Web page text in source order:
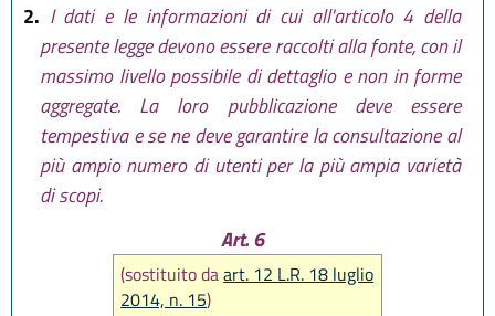
2. I dati e le informazioni di cui all'articolo 4 della
presente legge devono essere raccolti alla fonte, con il
massimo livello possibile di dettaglio e non in forme
aggregate. La loro pubblicazione deve essere
tempestiva e se ne deve garantire la consultazione al
più ampio numero di utenti per la più ampia varietà
di scopi.
Art. 6
(sostituito daart. 12 L.R. 18 luglio
2014, n. 15)